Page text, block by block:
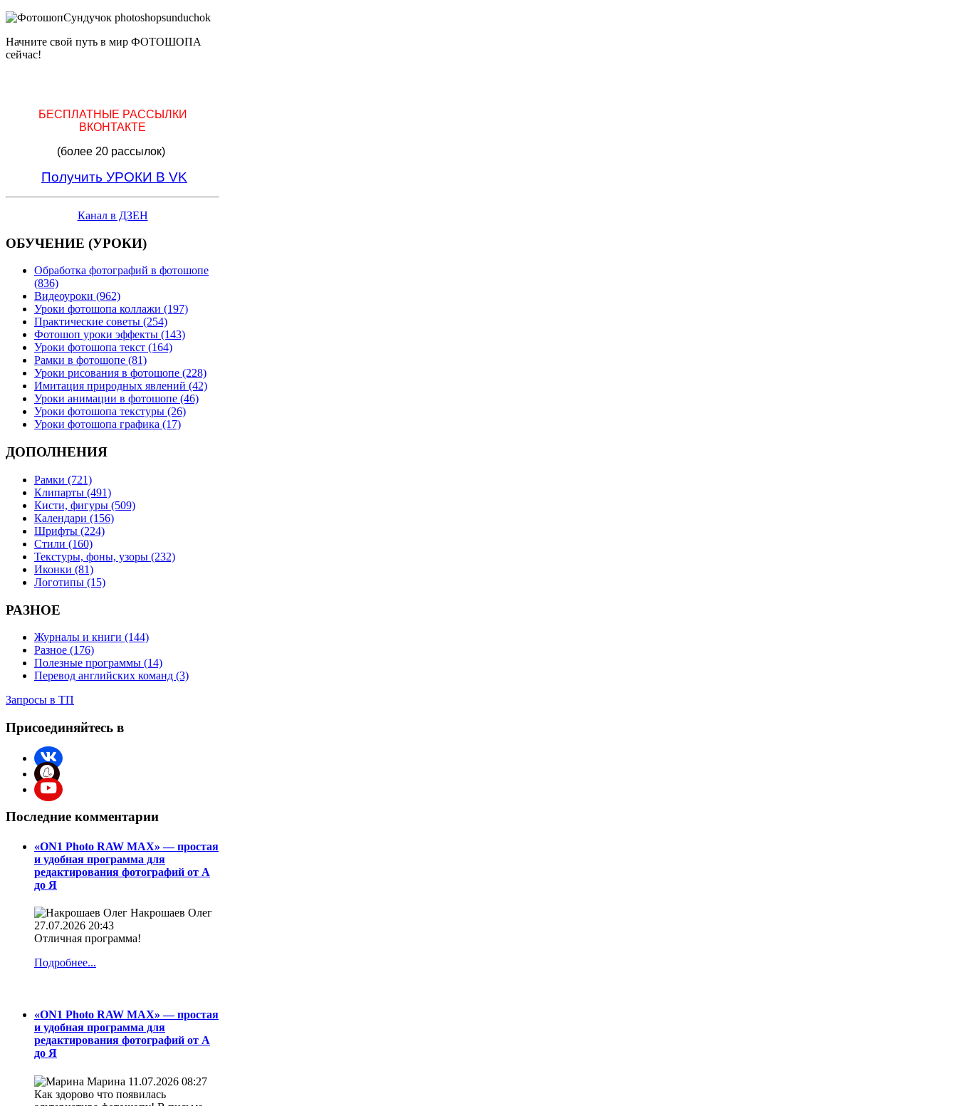
Начните свой путь в мир ФОТОШОПА
сейчас!
БЕСПЛАТНЫЕ РАССЫЛКИ
ВКОНТАКТЕ
(более 20 рассылок)
Получить УРОКИ В VK
Канал в ДЗЕН
ОБУЧЕНИЕ (УРОКИ)
Обработка фотографий в фотошопе
(836)
Видеоуроки (962)
Уроки фотошопа коллажи (197)
Практические советы (254)
Фотошоп уроки эффекты (143)
Уроки фотошопа текст (164)
Рамки в фотошопе (81)
Уроки рисования в фотошопе (228)
Имитация природных явлений (42)
Уроки анимации в фотошопе (46)
Уроки фотошопа текстуры (26)
Уроки фотошопа графика (17)
ДОПОЛНЕНИЯ
Рамки (721)
Клипарты (491)
Кисти, фигуры (509)
Календари (156)
Шрифты (224)
Стили (160)
Текстуры, фоны, узоры (232)
Иконки (81)
Логотипы (15)
РАЗНОЕ
Журналы и книги (144)
Разное (176)
Полезные программы (14)
Перевод английских команд (3)
Запросы в ТП
Присоединяйтесь в
Последние комментарии
«ON1 Photo RAW MAX» — простая
и удобная программа для
редактирования фотографий от А
до Я
Накрошаев Олег
27.07.2026 20:43
Отличная программа!
Подробнее...
«ON1 Photo RAW MAX» — простая
и удобная программа для
редактирования фотографий от А
до Я
Марина 11.07.2026 08:27
Как здорово что появилась